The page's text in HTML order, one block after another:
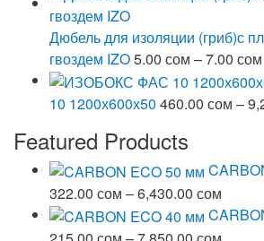
–
12.00
Дюбель для изоляции (гриб)с
гвоздем IZO5.00 сом –7.00 сом
10 1200х600х50 460.00 сом –
Featured Products
322.00 сом –6,430.00 сом
цен: